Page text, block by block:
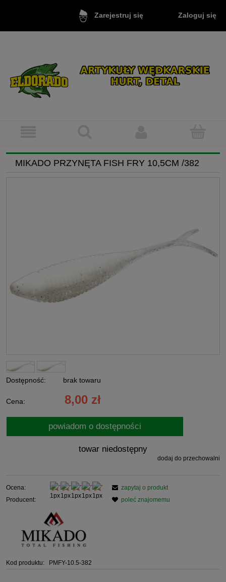
Zarejestruj się Zaloguj się
MIKADO PRZYNĘTA FISH FRY 10,5CM /382
Dostępność: brak towaru
Cena: 8,00 zł
powiadom o dostępności
towar niedostępny
dodaj do przechowalni
Ocena:
Producent:
Kod produktu: PMFY-10.5-382
zapytaj o produkt
poleć znajomemu